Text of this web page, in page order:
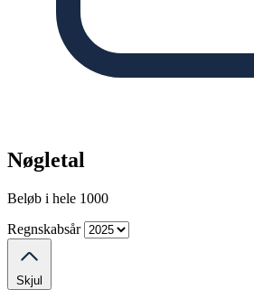
Nøgletal
Beløb i hele 1000
Regnskabsår
Skjul